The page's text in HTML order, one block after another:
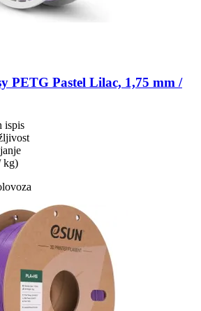
PETG Pastel Lilac, 1,75 mm /
ispis
kg)